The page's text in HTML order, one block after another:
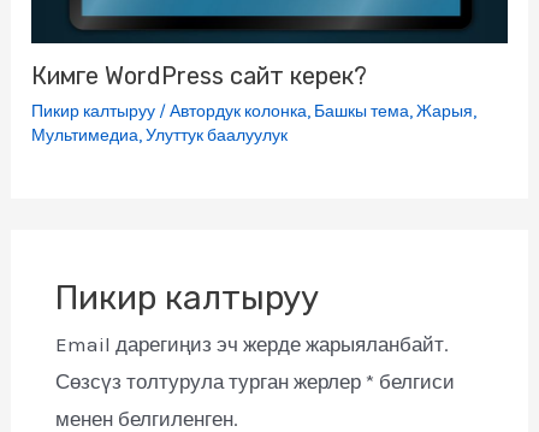
Кимге WordPress сайт керек?
Пикир калтыруу /Автордук колонка, Башкы тема,Жарыя,
Мультимедиа,Улуттук баалуулук
Пикир калтыруу
Email дарегиңиз эч жерде жарыяланбайт.
Сөзсүз толтурула турган жерлер * белгиси
менен белгиленген.